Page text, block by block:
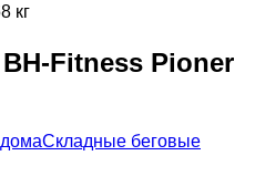
кг
Fitness Pioner
Складные беговые